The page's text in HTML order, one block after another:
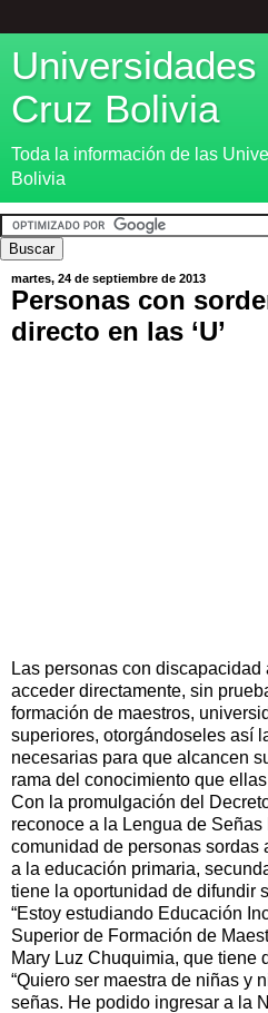
Cruz Bolivia
Toda la información de las
Bolivia
martes, 24 de septiembre de 2013
Personas con
directo en las ‘U’
Las personas con
acceder directamente, sin
formación de maestros,
superiores, otorgándoseles así
necesarias para que alcancen
rama del conocimiento que
Con la promulgación del
reconoce a la Lengua de
comunidad de personas sordas
a la educación primaria,
tiene la oportunidad de difundir
“Estoy estudiando Educación
Superior de Formación de
Mary Luz Chuquimia, que tiene
“Quiero ser maestra de niñas y
señas. He podido ingresar a la